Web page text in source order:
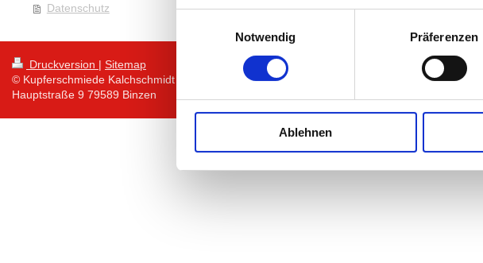
Notwendig
Präferenzen
Ablehnen
Datenschutz
Druckversion | Sitemap
© Kupferschmiede Kalchschmidt GmbH
Hauptstraße 9 79589 Binzen